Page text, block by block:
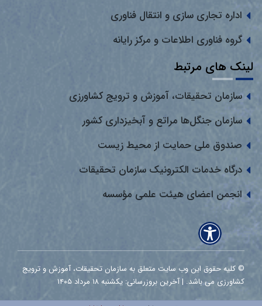
اداره تجاری سازی و انتقال فناوری
گروه فناوری اطلاعات و مرکز رایانه
لینک های مرتبط
سازمان تحقیقات، آموزش و ترویج کشاورزی
سازمان جنگل‌ها مراتع و آبخیزداری کشور
صندوق ملی حمایت از محیط زیست
درگاه خدمات الکترونیک سازمان تحقیقات
انجمن اعضای هیئت علمی مؤسسه
© کلیه حقوق این وب سایت متعلق به سازمان تحقیقات، آموزش و ترویج
کشاورزی می باشد. | آخرین بروزرسانی: یکشنبه ۱۸ مرداد ۱۴۰۵